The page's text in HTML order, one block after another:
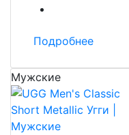
Подробнее
Мужские